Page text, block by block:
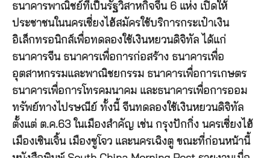
ธนาคารพาณิชย์ที่เป็นรัฐวิสาหกิจจีน 6 แห่ง เปิดให้
ประชาชนในนครเซี่ยงไฮ้สมัครใช้บริการกระเป๋าเงิน
อิเล็กทรอนิกส์เพื่อทดลองใช้เงินหยวนดิจิทัล ได้แก่
ธนาคารจีน ธนาคารเพื่อการก่อสร้าง ธนาคารเพื่อ
อุตสาหกรรมและพาณิชยกรรม ธนาคารเพื่อการเกษตร
ธนาคารเพื่อการโทรคมนาคม และธนาคารเพื่อการออม
ทรัพย์ทางไปรษณีย์ ทั้งนี้ จีนทดลองใช้เงินหยวนดิจิทัล
ตั้งแต่ ต.ค.63 ในเมืองสำคัญ เช่น กรุงปักกิ่ง นครเซี่ยงไฮ้
เมืองเซินเจิ้น เมืองซูโจว และนครเฉิงตู ขณะที่ก่อนหน้านี้